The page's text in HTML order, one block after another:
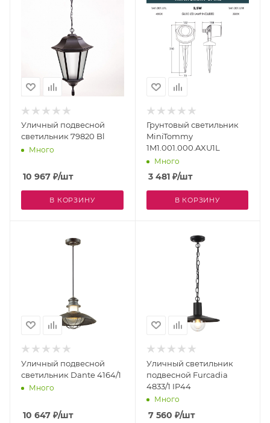
Уличный подвесной
светильник 79820 Bl
Много
10 967 ₽/шт
В КОРЗИНУ
Грунтовый светильник
MiniTommy
1M1.001.000.AXU1L
Много
3 481₽/шт
В КОРЗИНУ
Уличный подвесной
светильник Dante 4164/1
Много
10 647 ₽/шт
Уличный светильник
подвесной Furcadia
4833/1 IP44
Много
7 560 ₽/шт